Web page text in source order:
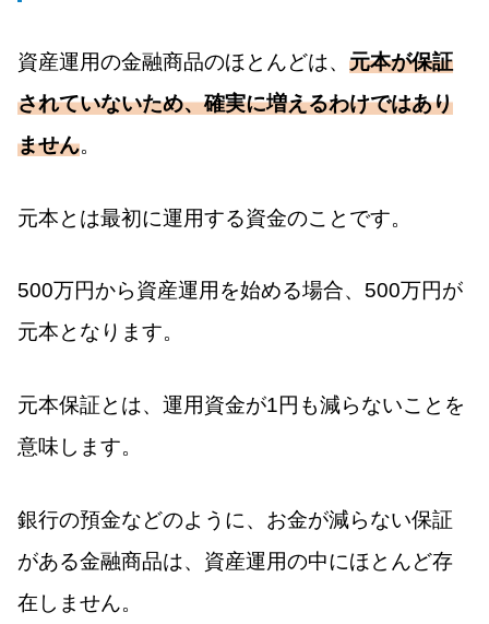
資産運用の金融商品のほとんどは、 元本が保証
されていないため、確実に増えるわけではあり
ません。
元本とは最初に運用する資金のことです。
500万円から資産運用を始める場合、500万円が
元本となります。
元本保証とは、運用資金が1円も減らないことを
意味します。
銀行の預金などのように、お金が減らない保証
がある金融商品は、資産運用の中にほとんど存
在しません。